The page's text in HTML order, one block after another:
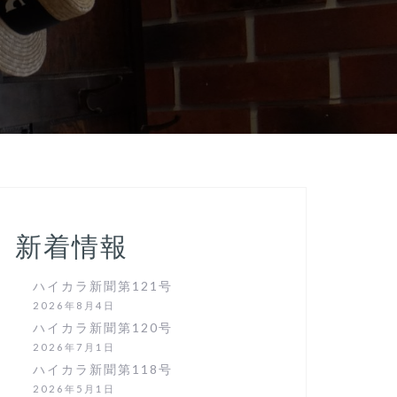
新着情報
ハイカラ新聞第121号
2026年8月4日
ハイカラ新聞第120号
2026年7月1日
ハイカラ新聞第118号
2026年5月1日